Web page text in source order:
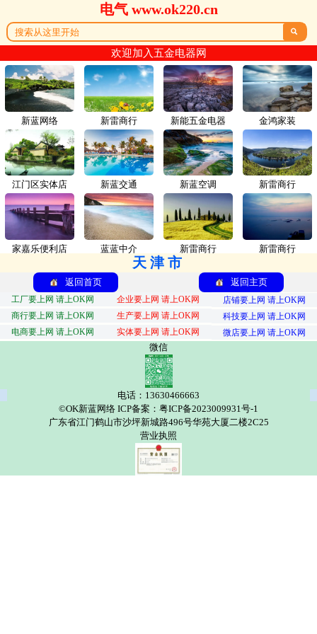
电气 www.ok220.cn

欢迎加入五金电器网
新蓝网络 新雷商行
江门区实体店 新蓝交通
家嘉乐便利店 蓝蓝中介
新能五金电器 金鸿家装
新蓝空调 新雷商行
新雷商行 新雷商行
天津市
返回首页 返回主页
工厂要上网 请上OK网 企业要上网 请上OK网
店铺要上网 请上OK网
商行要上网 请上OK网
生产要上网 请上OK网
科技要上网 请上OK网
电商要上网 请上OK网
实体要上网 请上OK网 微店要上网 请上OK网
微信
电话：13630466663
©OK新蓝网络 ICP备案：粤ICP备2023009931号-1
广东省江门鹤山市沙坪新城路496号华苑大厦二楼2C25
营业执照